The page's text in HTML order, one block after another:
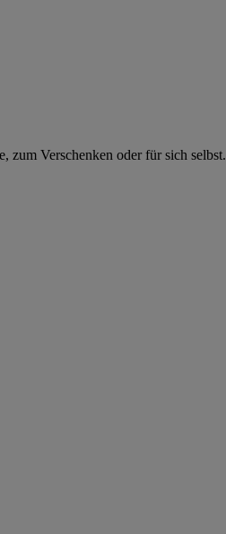
zum Verschenken oder für sich selbst.